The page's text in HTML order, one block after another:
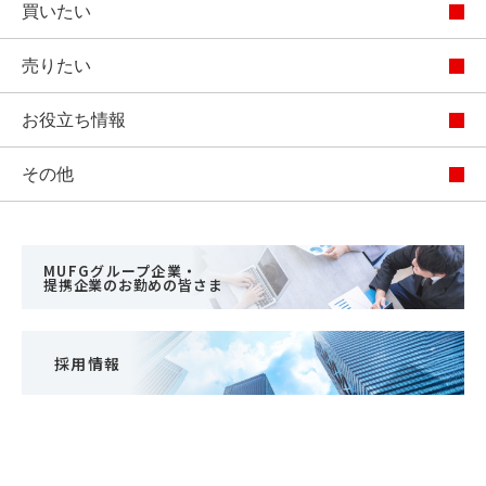
買いたい
売りたい
お役立ち情報
その他
MUFGグループ企業・
提携企業のお勤めの皆さま
採用情報